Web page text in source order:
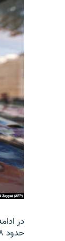
در
حدود ۱۸ درصد سقوط کرد.